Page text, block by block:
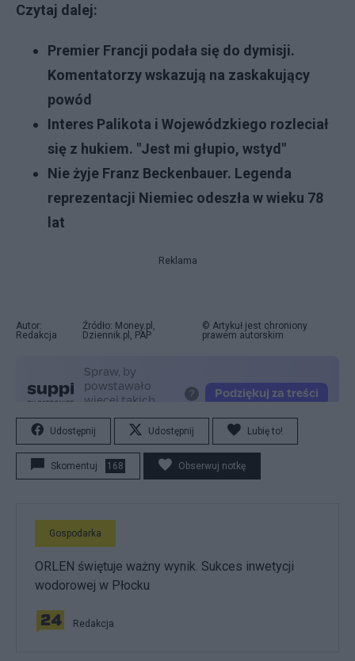
Czytaj dalej:
Premier Francji podała się do dymisji.
Komentatorzy wskazują na zaskakujący
powód
Interes Palikota i Wojewódzkiego rozleciał
się z hukiem. "Jest mi głupio, wstyd"
Nie żyje Franz Beckenbauer. Legenda
reprezentacji Niemiec odeszła w wieku 78
lat
Reklama
Autor:
Redakcja
Źródło: Money.pl,
Dziennik.pl, PAP
© Artykuł jest chroniony
prawem autorskim
Udostępnij Udostępnij Lubię to!
Skomentuj 168 Obserwuj notkę
Gospodarka
ORLEN świętuje ważny wynik. Sukces inwetycji
wodorowej w Płocku
Redakcja